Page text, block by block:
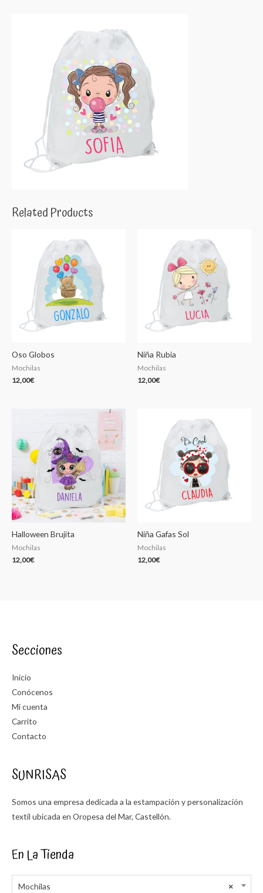
Related Products
Oso Globos
Mochilas
12,00€
Niña Rubia
Mochilas
12,00€
Halloween Brujita
Mochilas
12,00€
Niña Gafas Sol
Mochilas
12,00€
Secciones
Inicio
Conócenos
Mi cuenta
Carrito
Contacto
SUNRISAS
Somos una empresa dedicada a la estampación y personalización
textil ubicada en Oropesa del Mar, Castellón.
En La Tienda
×
Mochilas